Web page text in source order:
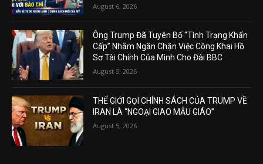
August 6, 2026
Ông Trump Đã Tuyên Bố “Tình Trạng Khẩn
Cấp” Nhằm Ngăn Chặn Việc Công Khai Hồ
Sơ Tài Chính Của Mình Cho Đài BBC
August 5, 2026
THẾ GIỚI GỌI CHÍNH SÁCH CỦA TRUMP VỀ
IRAN LÀ “NGOẠI GIAO MẪU GIÁO”
August 5, 2026